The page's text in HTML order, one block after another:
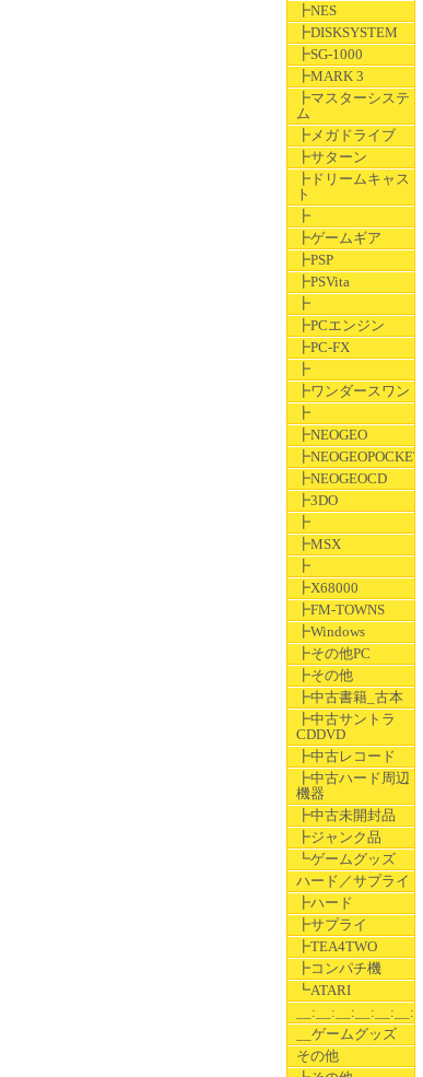
┣NES
┣DISKSYSTEM
┣SG-1000
┣MARK 3
┣マスターシステ
ム
┣メガドライブ
┣サターン
┣ドリームキャス
ト
┣
┣ゲームギア
┣PSP
┣PSVita
┣
┣PCエンジン
┣PC-FX
┣
┣ワンダースワン
┣
┣NEOGEO
┣NEOGEOPOCKET
┣NEOGEOCD
┣3DO
┣
┣MSX
┣
┣X68000
┣FM-TOWNS
┣Windows
┣その他PC
┣その他
┣中古書籍_古本
┣中古サントラ
CDDVD
┣中古レコード
┣中古ハード周辺
機器
┣中古未開封品
┣ジャンク品
┗ゲームグッズ
ハード／サプライ
┣ハード
┣サプライ
┣TEA4TWO
┣コンパチ機
┗ATARI
__:__:__:__:__:__:__
__ゲームグッズ
その他